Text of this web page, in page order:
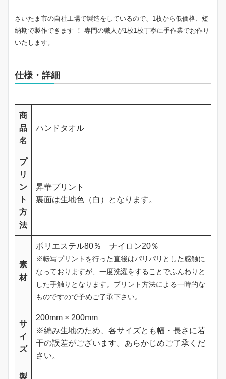
さいたま市の自社工場で製造をしているので、1枚から低価格、短
納期で製作できます ！ 専門の職人が1枚1枚丁寧に手作業でお作り
いたします。
仕様・詳細
商
品
名
ハンドタオル
プ
リ
ン
ト
方
法
昇華プリント
裏面は生地色（白）となります。
素
材
ポリエステル80％ ナイロン20％
※転写プリントを行った直後はパリパリとした感触に
なっておりますが、一度洗濯をすることでふんわりと
した手触りとなります。プリント方法による一時的な
ものですので予めご了承下さい。
サ
イ
ズ
200mm × 200mm
※編み生地のため、各サイズとも幅・長さに若
干の誤差がございます。あらかじめご了承くだ
さい。
製